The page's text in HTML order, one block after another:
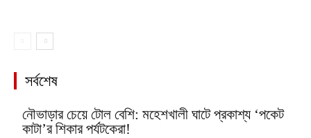
সর্বশেষ
নৌভাড়ার চেয়ে টোল বেশি: মহেশখালী ঘাটে প্রকাশ্য ‘পকেট
কাটা’র শিকার পর্যটকেরা!